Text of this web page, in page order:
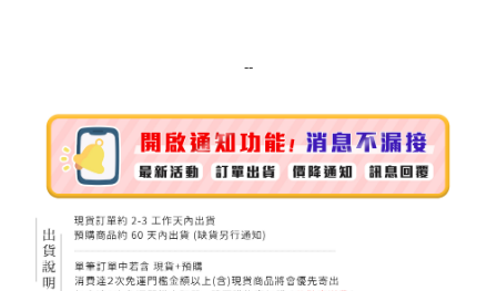
全家取貨付款
每筆NT$80，滿NT$999(含以上)免運費
每筆NT$80，滿NT$999(含以上)免運費
7-11取貨付款
--